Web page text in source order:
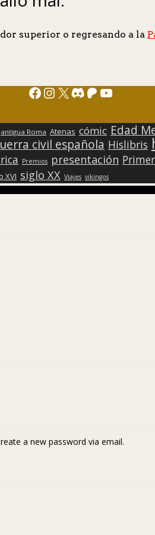
superior o regresando a la
Facebook
Instagram
X Discord
Patreon
antigua Roma Atenas cómic Edad
civil española Hislibris
Premios presentación
XVI siglo XX Viajes vikingos
a new password via email.